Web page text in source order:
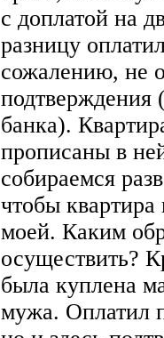
с доплатой на
разницу
сожалению, не
подтверждения
банка).
прописаны в
собираемся
чтобы квартира
моей. Каким
осуществить?
была куплена
мужа. Оплатил